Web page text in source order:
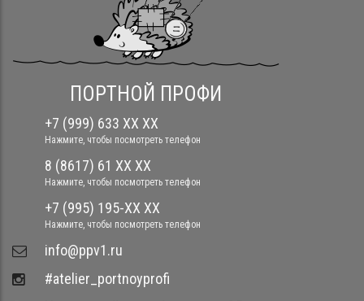
ПОРТНОЙ ПРОФИ
+7 (999) 633 XX XX
Нажмите, чтобы посмотреть телефон
8 (8617) 61 XX XX
Нажмите, чтобы посмотреть телефон
+7 (995) 195-XX XX
Нажмите, чтобы посмотреть телефон
​info@ppv1.ru
#atelier_portnoyprofi